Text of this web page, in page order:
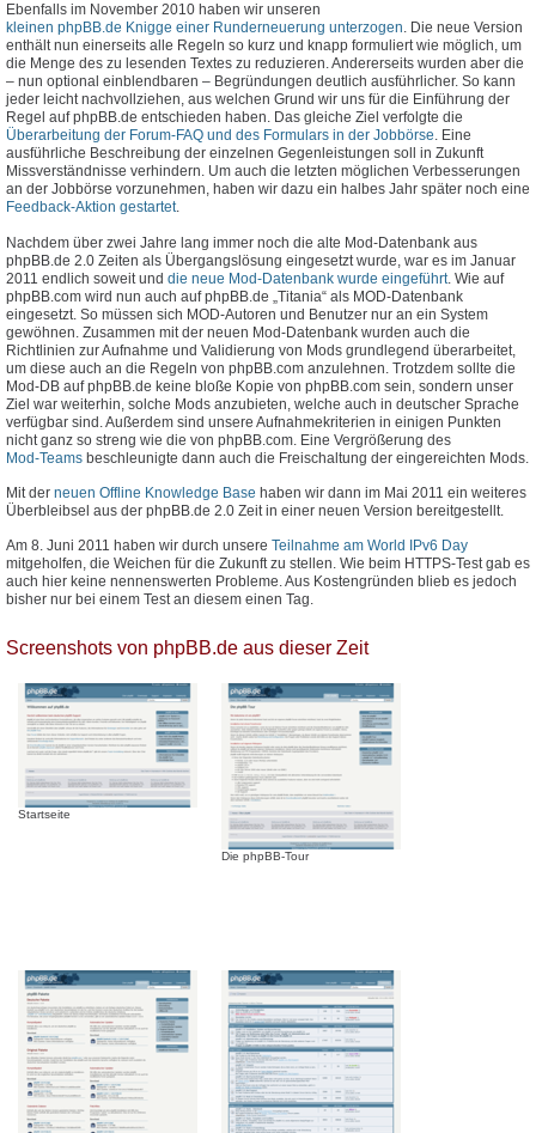
Ebenfalls im November 2010 haben wir unseren
kleinen phpBB.de Knigge einer Runderneuerung unterzogen. Die neue Version
enthält nun einerseits alle Regeln so kurz und knapp formuliert wie möglich, um
die Menge des zu lesenden Textes zu reduzieren. Andererseits wurden aber die
– nun optional einblendbaren – Begründungen deutlich ausführlicher. So kann
jeder leicht nachvollziehen, aus welchen Grund wir uns für die Einführung der
Regel auf phpBB.de entschieden haben. Das gleiche Ziel verfolgte die
Überarbeitung der Forum-FAQ und des Formulars in der Jobbörse. Eine
ausführliche Beschreibung der einzelnen Gegenleistungen soll in Zukunft
Missverständnisse verhindern. Um auch die letzten möglichen Verbesserungen
an der Jobbörse vorzunehmen, haben wir dazu ein halbes Jahr später noch eine
Feedback-Aktion gestartet.
Nachdem über zwei Jahre lang immer noch die alte Mod-Datenbank aus
phpBB.de 2.0 Zeiten als Übergangslösung eingesetzt wurde, war es im Januar
2011 endlich soweit und die neue Mod-Datenbank wurde eingeführt. Wie auf
phpBB.com wird nun auch auf phpBB.de „Titania“ als MOD-Datenbank
eingesetzt. So müssen sich MOD-Autoren und Benutzer nur an ein System
gewöhnen. Zusammen mit der neuen Mod-Datenbank wurden auch die
Richtlinien zur Aufnahme und Validierung von Mods grundlegend überarbeitet,
um diese auch an die Regeln von phpBB.com anzulehnen. Trotzdem sollte die
Mod-DB auf phpBB.de keine bloße Kopie von phpBB.com sein, sondern unser
Ziel war weiterhin, solche Mods anzubieten, welche auch in deutscher Sprache
verfügbar sind. Außerdem sind unsere Aufnahmekriterien in einigen Punkten
nicht ganz so streng wie die von phpBB.com. Eine Vergrößerung des
Mod-Teams beschleunigte dann auch die Freischaltung der eingereichten Mods.
Mit der neuen Offline Knowledge Base haben wir dann im Mai 2011 ein weiteres
Überbleibsel aus der phpBB.de 2.0 Zeit in einer neuen Version bereitgestellt.
Am 8. Juni 2011 haben wir durch unsere Teilnahme am World IPv6 Day
mitgeholfen, die Weichen für die Zukunft zu stellen. Wie beim HTTPS-Test gab es
auch hier keine nennenswerten Probleme. Aus Kostengründen blieb es jedoch
bisher nur bei einem Test an diesem einen Tag.
Screenshots von phpBB.de aus dieser Zeit
Startseite
Die phpBB-Tour